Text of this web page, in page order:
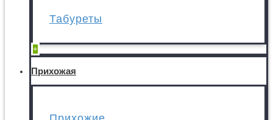
Табуреты
+
Прихожая